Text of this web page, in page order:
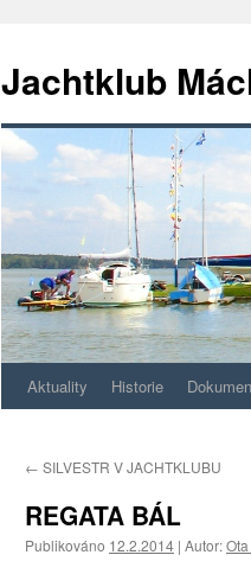
Jachtklub
Přejít
obsahu
webu
Aktuality Historie
← SILVESTR V JACHTKLUBU
REGATA BÁL
Publikováno 12.2.2014 | Autor: